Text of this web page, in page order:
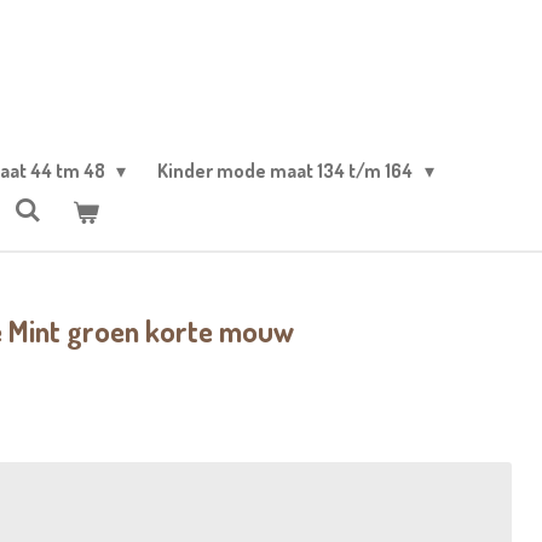
44 tm 48 Kinder mode maat 134 t/m 164
groen korte mouw